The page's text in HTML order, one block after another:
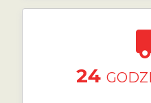
24